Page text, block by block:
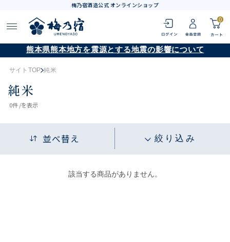
梅乃宿酒造公式 オンラインショップ
0
熊本県熊本地方を震源とする地震の影響について
サイトTOP 純米
純米
0件 /を表示
並べ替え 絞り込み
該当する商品がありません。